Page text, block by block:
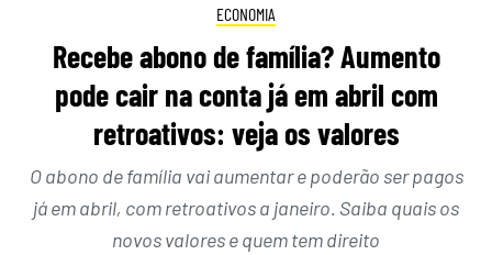
ECONOMIA
Recebe abono de família? Aumento
pode cair na conta já em abril com
retroativos: veja os valores
O abono de família vai aumentar e poderão ser pagos
já em abril, com retroativos a janeiro. Saiba quais os
novos valores e quem tem direito